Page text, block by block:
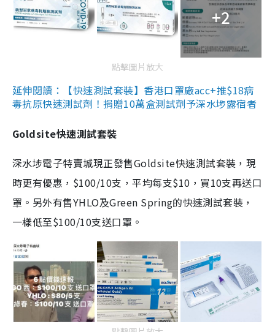
+2
點擊圖片放大
延伸閱讀：【快速測試套裝】香港口罩廠acc+推$18病
毒抗原快速測試劑！捐贈10萬盒測試劑予深水埗露宿者
Goldsite快速測試套裝
深水埗電子特賣城現正發售Goldsite快速測試套裝，現
時更有優惠，$100/10支，平均每支$10，買10支再送口
罩。另外有售YHLO及Green Spring的快速測試套裝，
一樣低至$100/10支送口罩。